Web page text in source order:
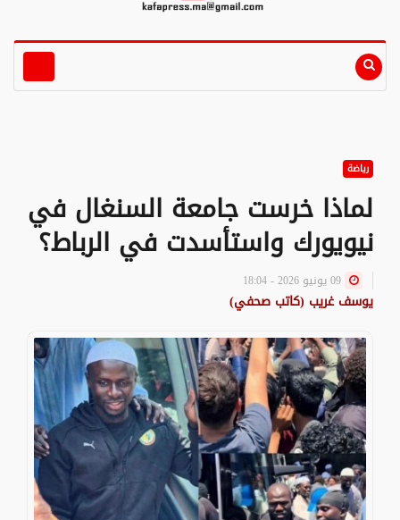
رياضة
لماذا خرست جامعة السنغال في
نيويورك واستأسدت في الرباط؟
يوسف غريب (كاتب صحفي)